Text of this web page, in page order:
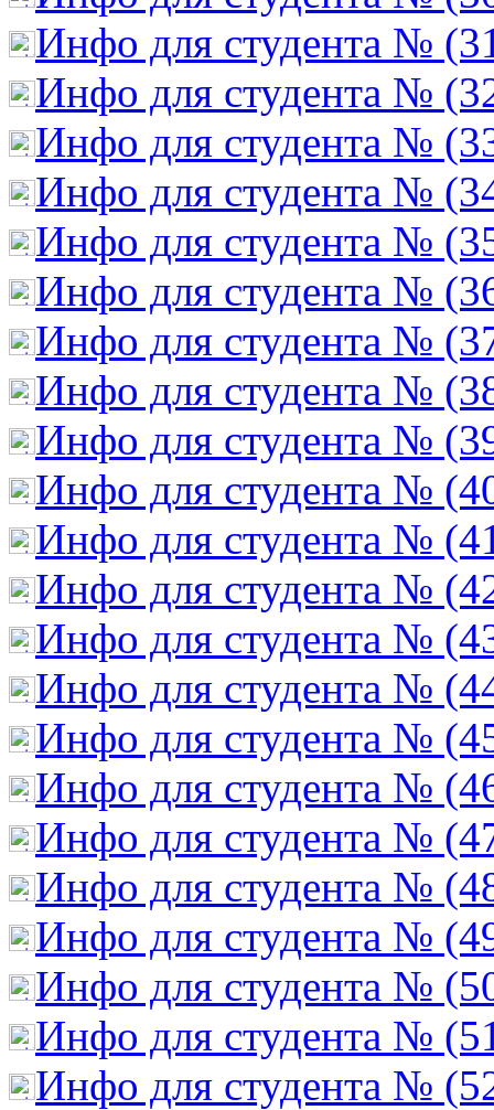
Инфо для студента №
Инфо для студента №
Инфо для студента №
Инфо для студента №
Инфо для студента №
Инфо для студента №
Инфо для студента №
Инфо для студента №
Инфо для студента №
Инфо для студента №
Инфо для студента №
Инфо для студента №
Инфо для студента №
Инфо для студента №
Инфо для студента №
Инфо для студента №
Инфо для студента №
Инфо для студента №
Инфо для студента №
Инфо для студента №
Инфо для студента №
Инфо для студента №